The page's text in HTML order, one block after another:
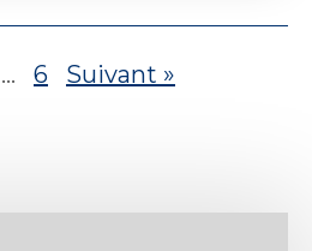
… 6 Suivant »